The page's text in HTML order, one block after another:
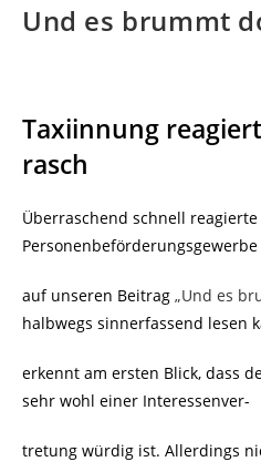
Und es brummt
Taxiinnung
rasch
Überraschend schnell
Personenbeförderungsgewerbe
auf unseren Beitrag „Und es
halbwegs sinnerfassend lesen
erkennt am ersten Blick, dass
sehr wohl einer Interessenver-
tretung würdig ist. Allerdings